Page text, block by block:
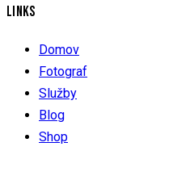
LINKS
Domov
Fotograf
Služby
Blog
Shop